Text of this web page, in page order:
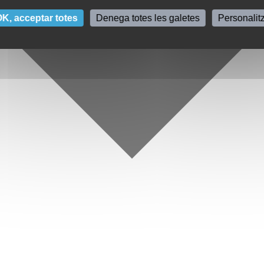
acceptar totes Denega totes les galetes